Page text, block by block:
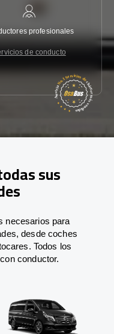
profesionales
de conducto
sus
necesarios para
desde coches
Todos los
conductor.